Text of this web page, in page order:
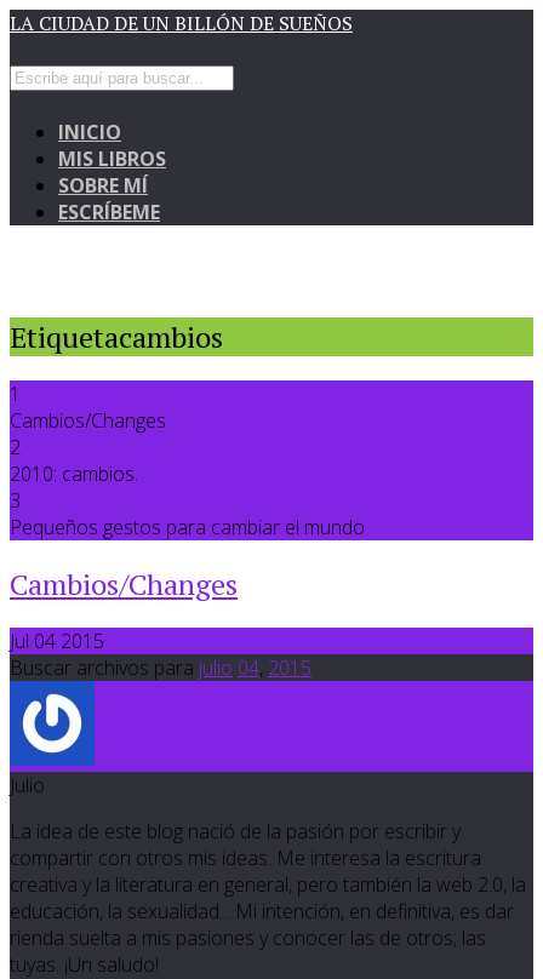
LA CIUDAD DE UN BILLÓN DE SUEÑOS
INICIO
MIS LIBROS
SOBRE MÍ
ESCRÍBEME
Etiquetacambios
1
Cambios/Changes
2
2010: cambios.
3
Pequeños gestos para cambiar el mundo
Cambios/Changes
Jul 04 2015
Buscar archivos para julio 04, 2015
Julio
La idea de este blog nació de la pasión por escribir y
compartir con otros mis ideas. Me interesa la escritura
creativa y la literatura en general, pero también la web 2.0, la
educación, la sexualidad... Mi intención, en definitiva, es dar
rienda suelta a mis pasiones y conocer las de otros; las
tuyas. ¡Un saludo!